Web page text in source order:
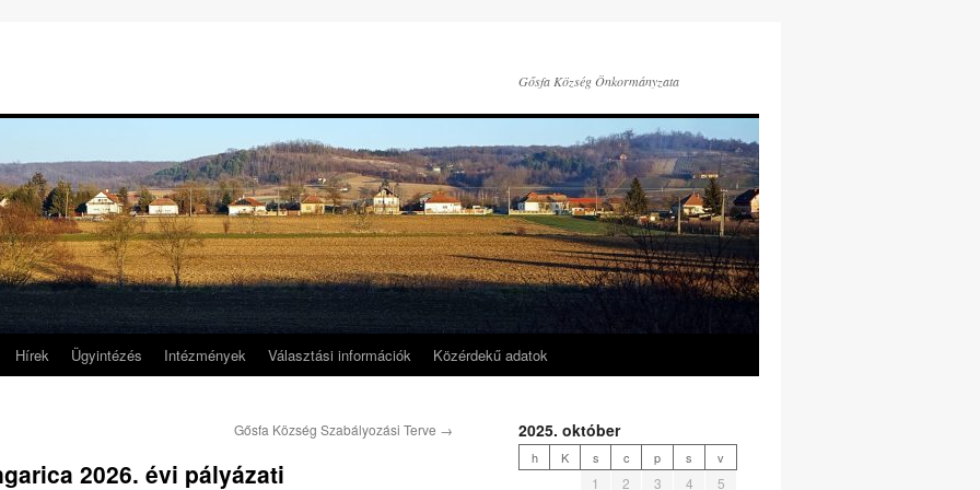
Gősfa Község Önkormányzata
Hírek Ügyintézés Intézmények Választási információk Közérdekű adatok
Gősfa Község Szabályozási Terve →
2026. évi pályázati
2025. október
h K s c p s v
1 2 3 4
5